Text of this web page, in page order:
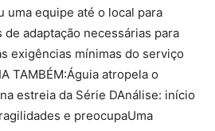
uma equipe até o local para
adaptação necessárias para
exigências mínimas do serviço
TAMBÉM:Águia atropela o
estreia da Série DAnálise: início
e preocupaUma